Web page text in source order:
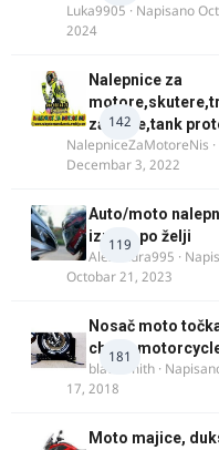
Luka9905 · Napisano
2024
142
Nalepnice za
za felne,tank
NalepniceZaMotoreNis
Decembar 3, 2022
119
Auto/moto
izrada po želji
Alexandra995 ·
Octobar 21, 2023
181
Nosač moto
chock
blacksmith ·
17, 2018
Moto majice,